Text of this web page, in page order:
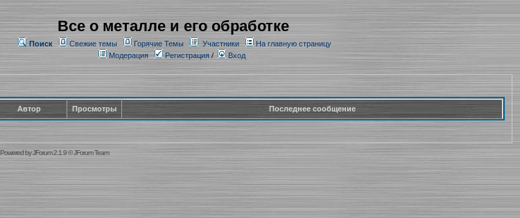
Все о металле и его обработке
Поиск Свежие темы Горячие Темы Участники
На главную страницу
Модерация
Регистрация/ Вход
Автор Просмотры Последнее сообщение
Powered byJForum 2.1.9©JForum Team